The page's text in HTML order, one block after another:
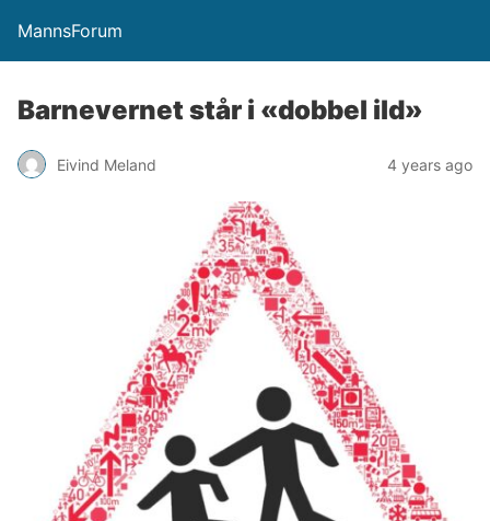
MannsForum
Barnevernet står i «dobbel ild»
Eivind Meland 4 years ago